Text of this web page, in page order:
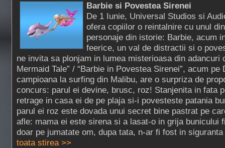
Barbie si Povestea Sirenei
De 1 Iunie, Universal Studios si
ofera copiilor o reintalnire cu unul
personaje din istorie: Barbie, acum
feerice, un val de distractii si o
ne invita sa plonjam in lumea misterioasa din adancuri
Mermaid Tale” / “Barbie in Povestea Sirenei”, acum pe
campioana la surfing din Malibu, are o surpriza de
concurs: parul ei devine, brusc, roz! Stanjenita in fata
retrage in casa ei de pe plaja si-i povesteste patania
parul ei roz este dovada unui secret bine pastrat pe
afle: mama ei este sirena si a lasat-o in grija bunicului
doar pe jumatate om, dupa tata, n-ar fi fost in
toata stirea >>